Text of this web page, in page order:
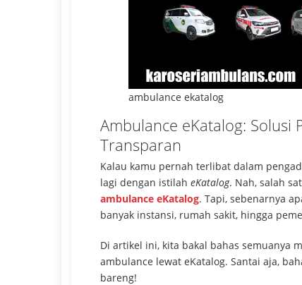
ambulance ekatalog
Ambulance eKatalog: Solusi
Transparan
Kalau kamu pernah terlibat dalam
lagi dengan istilah eKatalog. Nah, salah
ambulance eKatalog. Tapi, sebenarnya
banyak instansi, rumah sakit, hingga
Di artikel ini, kita bakal bahas semuanya
ambulance lewat eKatalog. Santai aja,
bareng!